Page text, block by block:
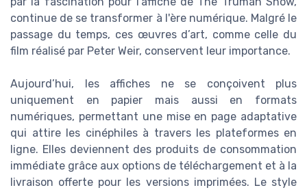
continue de se transformer à l'ère numérique. Malgré le
passage du temps, ces œuvres d’art, comme celle du
film réalisé par Peter Weir, conservent leur importance.
Aujourd’hui, les affiches ne se conçoivent plus
uniquement en papier mais aussi en formats
numériques, permettant une mise en page adaptative
qui attire les cinéphiles à travers les plateformes en
ligne. Elles deviennent des produits de consommation
immédiate grâce aux options de téléchargement et à la
livraison offerte pour les versions imprimées. Le style